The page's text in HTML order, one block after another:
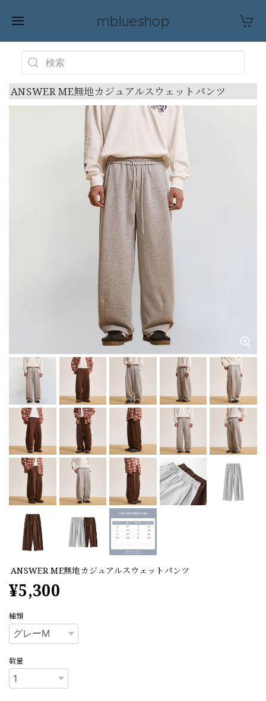
mblueshop
ANSWER ME無地カジュアルスウェットパンツ
ANSWER ME無地カジュアルスウェットパンツ
¥5,300
種類
数量